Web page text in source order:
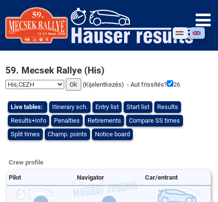
59. Mecsek Rallye (His)
(Kijelentkezés) - Aut frissítés? 25
Live tables: Itinerary sch. Entry list Start list
Results
Results+Info
Penalties Retirements
Compare SS times
Split times
Champ. points Notice board
Crew profile
Pilot Navigator Car/entrant